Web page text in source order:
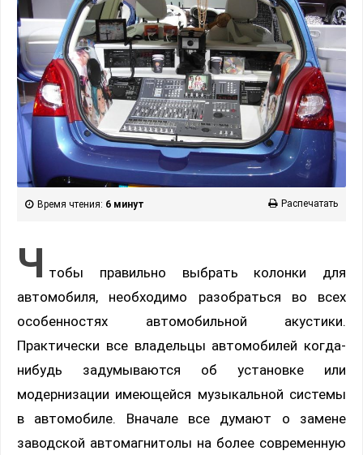
Время чтения: 6 минут Распечатать
Ч тобы правильно выбрать колонки для
автомобиля, необходимо разобраться во всех
особенностях автомобильной акустики.
Практически все владельцы автомобилей когда-
нибудь задумываются об установке или
модернизации имеющейся музыкальной системы
в автомобиле. Вначале все думают о замене
заводской автомагнитолы на более современную